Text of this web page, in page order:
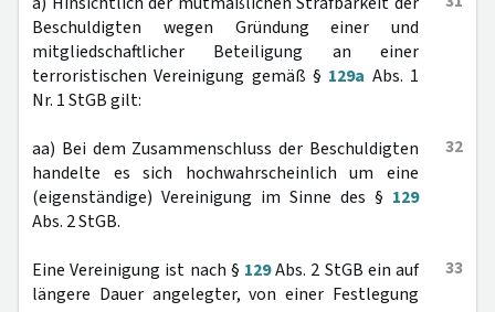
Beschuldigten wegen Gründung einer und
mitgliedschaftlicher Beteiligung an einer
terroristischen Vereinigung gemäß § 129a Abs. 1
Nr. 1 StGB gilt:
32
aa) Bei dem Zusammenschluss der Beschuldigten
handelte es sich hochwahrscheinlich um eine
(eigenständige) Vereinigung im Sinne des § 129
Abs. 2 StGB.
33
Eine Vereinigung ist nach § 129Abs. 2 StGB ein auf
längere Dauer angelegter, von einer Festlegung